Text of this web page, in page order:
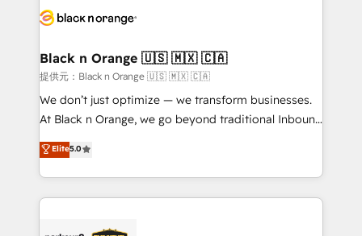
embark on a transformational journey that sets your
business up for long-term success. Unlock your
business. If not now, when?
référencement, votre stratégie digitale et le pilotage
projet HubSpot avec DIGITALISIM : 🧽 Nettoyage,
migration et intégration des bases de données. 🚀
Développement des interfaces avec vos logiciels
métiers ⚙️ Configuration de la plateforme HubSpot
Book Process & Guidelines utilisateurs 🎓
Formations des utilisateurs
Black n Orange 🇺🇸 🇲🇽 🇨🇦
提供元：Black n Orange 🇺🇸 🇲🇽 🇨🇦
We don’t just optimize — we transform businesses.
At Black n Orange, we go beyond traditional Inbound
Marketing with our exclusive methodologies:
BOOMS and BOOST. Together, they form a powerful
combination that has driven success for over 800
businesses worldwide. As Elite HubSpot Partners, we
Elite5.0